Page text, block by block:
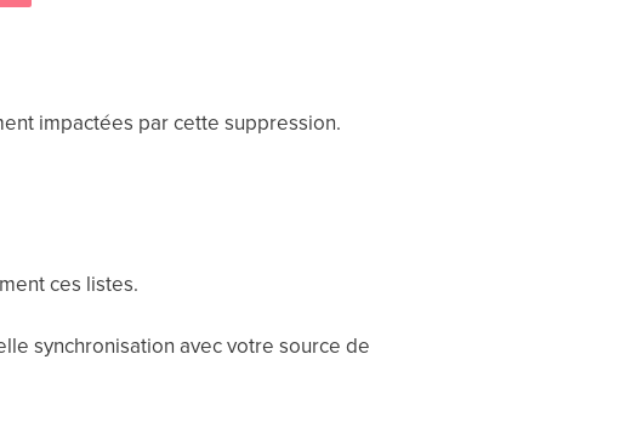
impactées par cette suppression.
ces listes.
synchronisation avec votre source de